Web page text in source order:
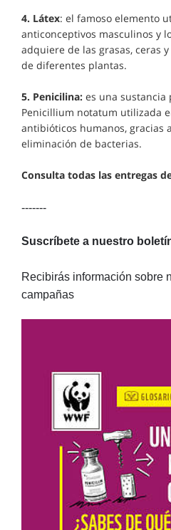
4. Látex: el famoso elemento
anticonceptivos masculinos y
adquiere de las grasas, ceras
de diferentes plantas.
5. Penicilina: es una
Penicillium notatum utilizada
antibióticos humanos, gracias
eliminación de bacterias.
Consulta todas las entregas
-------
Suscríbete a nuestro
Recibirás información sobre
campañas